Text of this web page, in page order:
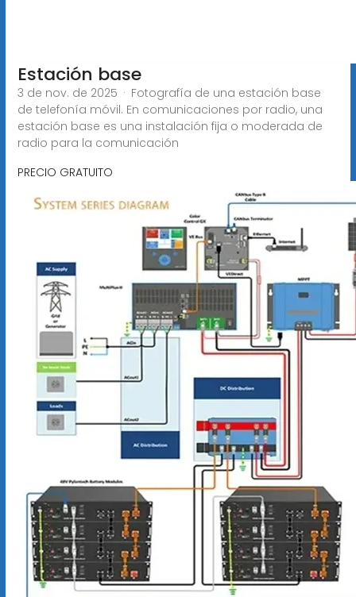
Estación base
3 de nov. de 2025 · Fotografía de una estación base
de telefonía móvil. En comunicaciones por radio, una
estación base es una instalación fija o moderada de
radio para la comunicación
PRECIO GRATUITO